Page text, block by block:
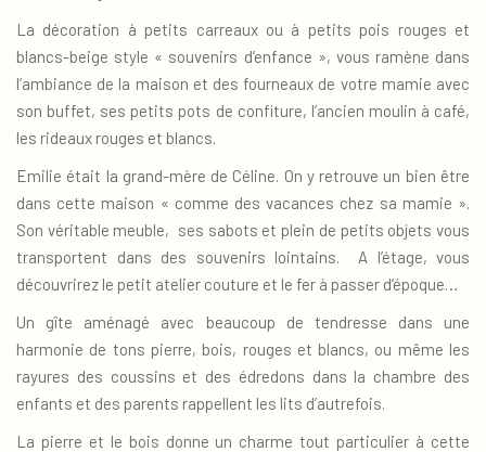
La décoration à petits carreaux ou à petits pois rouges et
blancs-beige style « souvenirs d’enfance », vous ramène dans
l’ambiance de la maison et des fourneaux de votre mamie avec
son buffet, ses petits pots de confiture, l’ancien moulin à café,
les rideaux rouges et blancs.
Emilie était la grand-mère de Céline. On y retrouve un bien être
dans cette maison « comme des vacances chez sa mamie ».
Son véritable meuble, ses sabots et plein de petits objets vous
transportent dans des souvenirs lointains. A l’étage, vous
découvrirez le petit atelier couture et le fer à passer d’époque…
Un gîte aménagé avec beaucoup de tendresse dans une
harmonie de tons pierre, bois, rouges et blancs, ou même les
rayures des coussins et des édredons dans la chambre des
enfants et des parents rappellent les lits d’autrefois.
La pierre et le bois donne un charme tout particulier à cette